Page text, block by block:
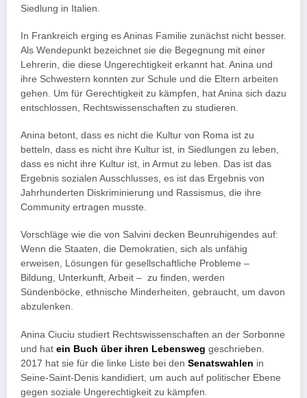
Siedlung in Italien.
In Frankreich erging es Aninas Familie zunächst nicht besser.
Als Wendepunkt bezeichnet sie die Begegnung mit einer
Lehrerin, die diese Ungerechtigkeit erkannt hat. Anina und
ihre Schwestern konnten zur Schule und die Eltern arbeiten
gehen. Um für Gerechtigkeit zu kämpfen, hat Anina sich dazu
entschlossen, Rechtswissenschaften zu studieren.
Anina betont, dass es nicht die Kultur von Roma ist zu
betteln, dass es nicht ihre Kultur ist, in Siedlungen zu leben,
dass es nicht ihre Kultur ist, in Armut zu leben. Das ist das
Ergebnis sozialen Ausschlusses, es ist das Ergebnis von
Jahrhunderten Diskriminierung und Rassismus, die ihre
Community ertragen musste.
Vorschläge wie die von Salvini decken Beunruhigendes auf:
Wenn die Staaten, die Demokratien, sich als unfähig
erweisen, Lösungen für gesellschaftliche Probleme –
Bildung, Unterkunft, Arbeit – zu finden, werden
Sündenböcke, ethnische Minderheiten, gebraucht, um davon
abzulenken.
Anina Ciuciu studiert Rechtswissenschaften an der Sorbonne
und hat ein Buch über ihren Lebensweg geschrieben.
2017 hat sie für die linke Liste bei den Senatswahlen in
Seine-Saint-Denis kandidiert, um auch auf politischer Ebene
gegen soziale Ungerechtigkeit zu kämpfen.